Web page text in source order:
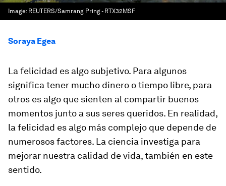
Image: REUTERS/Samrang Pring - RTX32MSF
Soraya Egea
La felicidad es algo subjetivo. Para algunos
significa tener mucho dinero o tiempo libre, para
otros es algo que sienten al compartir buenos
momentos junto a sus seres queridos. En realidad,
la felicidad es algo más complejo que depende de
numerosos factores. La ciencia investiga para
mejorar nuestra calidad de vida, también en este
sentido.